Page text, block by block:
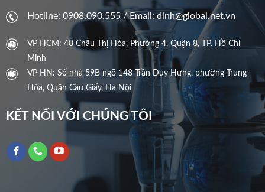
Hotline: 0908.090.555 / Email: dinh@global.net.vn
VP HCM: 48 Châu Thị Hóa, Phường 4, Quận 8, TP. Hồ Chí
Minh
VP HN: Số nhà 59B ngõ 148 Trần Duy Hưng, phường Trung
Hòa, Quận Cầu Giấy, Hà Nội
KẾT NỐI VỚI CHÚNG TÔI